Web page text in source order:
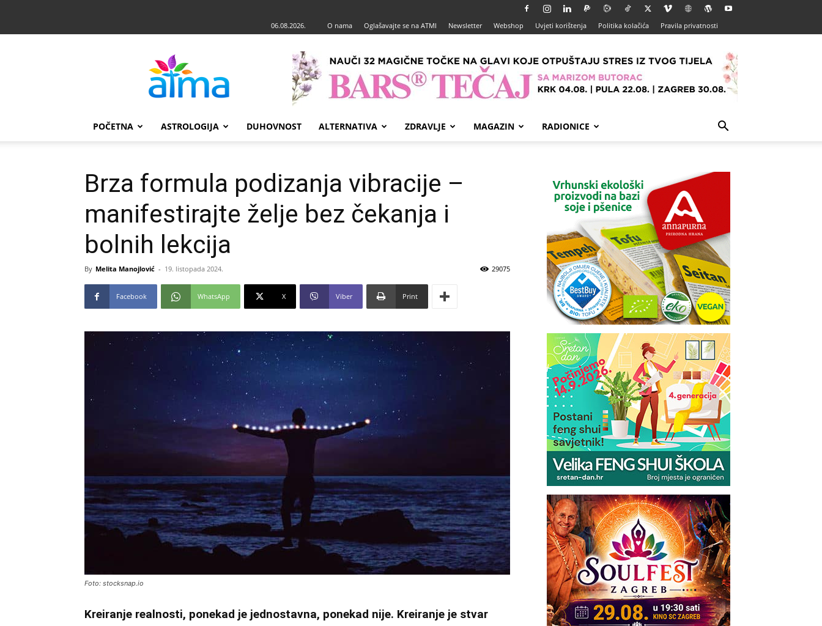
06.08.2026. O nama Oglašavajte se na ATMI Newsletter Webshop Uvjeti korištenja Politika kolačića Pravila privatnosti
POČETNA ASTROLOGIJA DUHOVNOST ALTERNATIVA ZDRAVLJE MAGAZIN RADIONICE
Brza formula podizanja vibracije –
manifestirajte želje bez čekanja i
bolnih lekcija
By Melita Manojlović - 19. listopada 2024. 29075
Facebook WhatsApp X Viber Print
Foto: stocksnap.io
Kreiranje realnosti, ponekad je jednostavna, ponekad nije. Kreiranje je stvar